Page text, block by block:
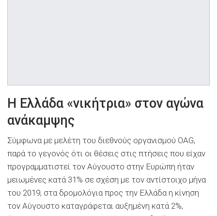
Η Ελλάδα «νικήτρια» στον αγώνα
ανάκαμψης
Σύμφωνα με μελέτη του διεθνούς οργανισμού OAG,
παρά το γεγονός ότι οι θέσεις στις πτήσεις που είχαν
προγραμματιστεί τον Αύγουστο στην Ευρώπη ήταν
μειωμένες κατά 31% σε σχέση με τον αντίστοιχο μήνα
του 2019, στα δρομολόγια προς την Ελλάδα η κίνηση
τον Αύγουστο καταγράφεται αυξημένη κατά 2%,